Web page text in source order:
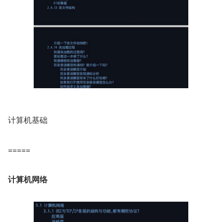
计算机基础
=====
计算机网络